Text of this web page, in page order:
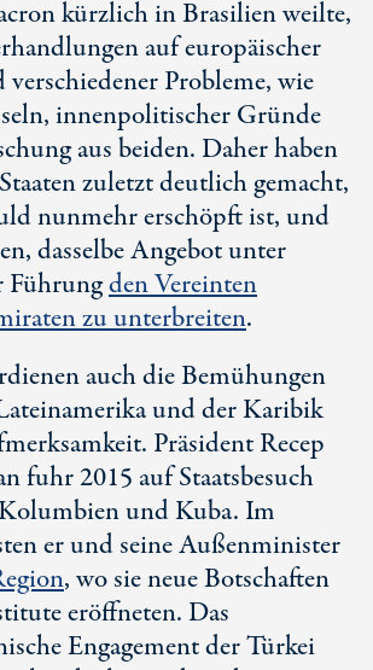
kürzlich in Brasilien weilte,
auf europäischer
verschiedener Probleme, wie
, innenpolitischer Gründe
aus beiden. Daher haben
zuletzt deutlich gemacht,
nunmehr erschöpft ist, und
dasselbe Angebot unter
Führungden Vereinten
zu unterbreiten.
auch die Bemühungen
und der Karibik
Präsident Recep
fuhr 2015 auf Staatsbesuch
und Kuba. Im
er und seine Außenminister
, wo sie neue Botschaften
eröffneten. Das
Engagement der Türkei